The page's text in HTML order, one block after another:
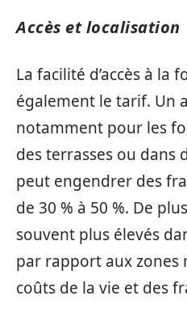
Accès et localisation
La facilité d’accès à la
également le tarif. Un
notamment pour les
des terrasses ou dans
peut engendrer des
de 30 % à 50 %. De
souvent plus élevés
par rapport aux zones
coûts de la vie et des